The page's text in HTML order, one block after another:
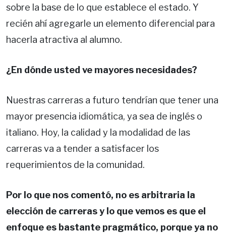
sobre la base de lo que establece el estado. Y
recién ahí agregarle un elemento diferencial para
hacerla atractiva al alumno.
¿En dónde usted ve mayores necesidades?
Nuestras carreras a futuro tendrían que tener una
mayor presencia idiomática, ya sea de inglés o
italiano. Hoy, la calidad y la modalidad de las
carreras va a tender a satisfacer los
requerimientos de la comunidad.
Por lo que nos comentó, no es arbitraria la
elección de carreras y lo que vemos es que el
enfoque es bastante pragmático, porque ya no